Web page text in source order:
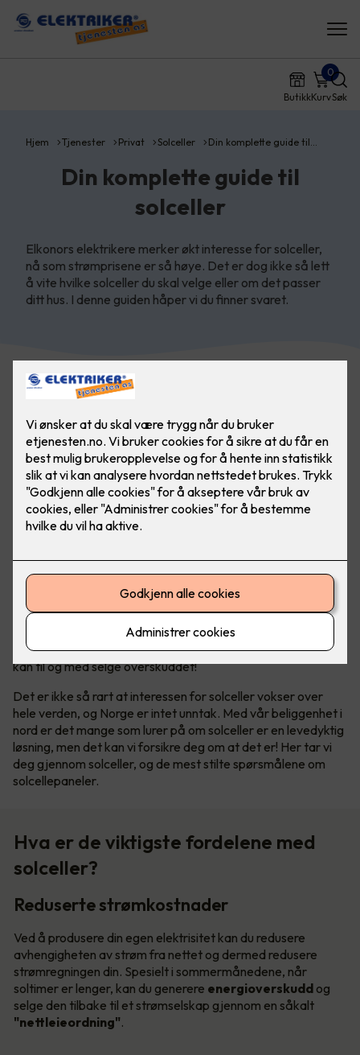
ButikkKurv
0
Søk
Hjem Tjenester Privat Solceller Din komplette guide til…
Din komplette guide til
solceller
Elkonors elektrikere merker økt interesse for solceller,
nå som strømprisene er så høye. Det er dog ikke så lett
å vite hvilke solceller du skal velge eller om det passer
ditt hus. I denne guiden håper vi du finner svaret.
Solceller er en bærekraftig energikilde, som hjelper både
ypperlig for solcellepanel!
Bli din egen strømprodusent
Solenergi har blitt en stadig mer populær og bærekraftig
energikilde. Ikke bare produserer man sin egen energi, man
kan til og med selge overskuddet!
Det er ikke så rart at interessen for solceller vokser over
hele verden, og Norge er intet unntak. Med vår beliggenhet i
nord er det mange som lurer på om solceller er en levedyktig
løsning, men det kan vi forsikre deg om at det er! Her tar vi
deg gjennom solceller, og de mest stilte spørsmålene om
solcellepaneler.
Hva er de viktigste fordelene med
solceller?
Reduserte strømkostnader
Ved å produsere din egen elektrisitet kan du redusere
avhengigheten av strøm fra nettet og dermed redusere
strømregningen din. Spesielt i sommermånedene, når
soltimer er lenger, kan du generere energioverskudd og
selge den tilbake til et strømselskap gjennom en såkalt
"nettleieordning".